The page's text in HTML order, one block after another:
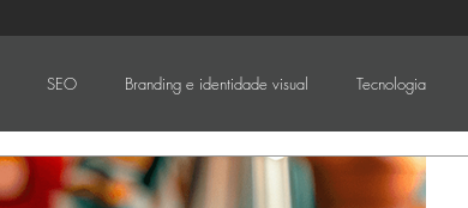
SEO Branding e identidade visual Tecnologia